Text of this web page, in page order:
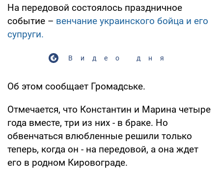
На передовой состоялось праздничное
событие – венчание украинского бойца и его
супруги.
Видео дня
Об этом сообщает Громадське.
Отмечается, что Константин и Марина четыре
года вместе, три из них - в браке. Но
обвенчаться влюбленные решили только
теперь, когда он - на передовой, а она ждет
его в родном Кировограде.